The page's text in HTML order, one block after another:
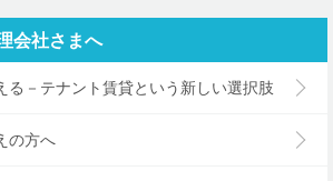
会社さまへ
る－テナント賃貸という新しい選択肢
の方へ